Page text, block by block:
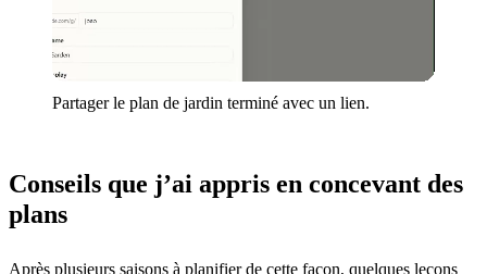
Partager le plan de jardin terminé avec un lien.
Conseils que j’ai appris en concevant des
plans
Après plusieurs saisons à planifier de cette façon, quelques leçons